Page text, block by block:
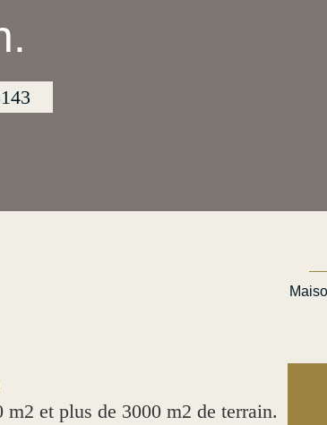
et plus de 3000 m2 de terrain.